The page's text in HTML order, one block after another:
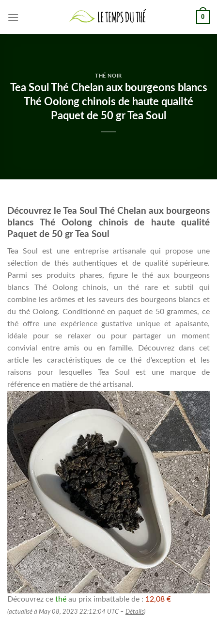
0
THÉ NOIR
Tea Soul Thé Chelan aux bourgeons blancs
Thé Oolong chinois de haute qualité
Paquet de 50 gr Tea Soul
Découvrez le Tea Soul Thé Chelan aux bourgeons
blancs Thé Oolong chinois de haute qualité
Paquet de 50 gr Tea Soul
Tea Soul est une entreprise artisanale qui propose une
sélection de thés authentiques et de qualité supérieure.
Parmi ses produits phares, figure le thé aux bourgeons
blancs Thé Oolong chinois, un thé rare et subtil qui
combine les arômes et les saveurs des bourgeons blancs et
du thé Oolong. Conditionné en paquet de 50 grammes, ce
thé offre une expérience gustative unique et apaisante,
idéale pour se relaxer ou pour partager un moment
convivial entre amis ou en famille. Découvrez dans cet
article les caractéristiques de ce thé d’exception et les
raisons pour lesquelles Tea Soul est une marque de
référence en matière de thé artisanal.
Découvrez ce thé au prix imbattable de : 12,08 €
(actualisé à May 08, 2023 22:12:04 UTC – Détails)